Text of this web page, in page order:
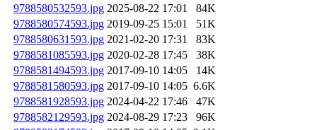
9788580532593.jpg 2025-08-22 17:01
84K
9788580574593.jpg 2019-09-25 15:01
51K
9788580631593.jpg 2021-02-20 17:31
83K
9788581085593.jpg 2020-02-28 17:45
38K
9788581494593.jpg 2017-09-10 14:05
14K
9788581580593.jpg 2017-09-10 14:05 6.6K
9788581928593.jpg 2024-04-22 17:46
47K
9788582129593.jpg 2024-08-29 17:23
96K